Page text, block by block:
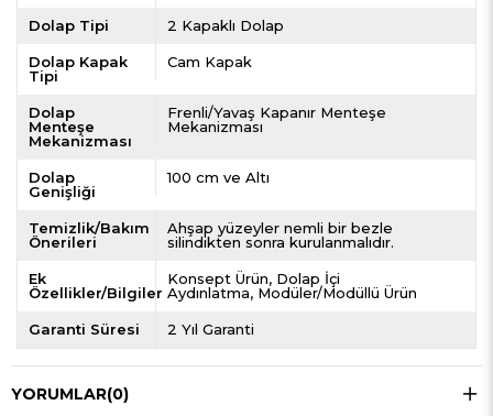
Dolap Tipi 2 Kapaklı Dolap
Dolap Kapak
Tipi
Cam Kapak
Dolap
Menteşe
Mekanizması
Frenli/Yavaş Kapanır Menteşe
Mekanizması
Dolap
Genişliği
100 cm ve Altı
Temizlik/Bakım
Önerileri
Ahşap yüzeyler nemli bir bezle
silindikten sonra kurulanmalıdır.
Ek
Özellikler/Bilgiler
Konsept Ürün Dolap İçi
Aydınlatma Modüler/Modüllü Ürün
Garanti Süresi 2 Yıl Garanti
YORUMLAR(0)